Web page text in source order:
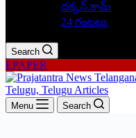
దక్కన్.కామ్
24 గంటలు
Search
EPAPER
Menu Search